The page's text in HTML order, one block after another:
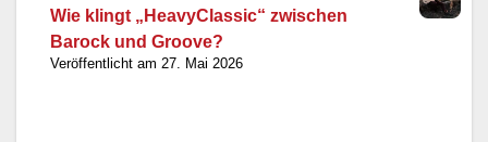
Wie klingt „HeavyClassic“ zwischen
Barock und Groove?
27. Mai 2026